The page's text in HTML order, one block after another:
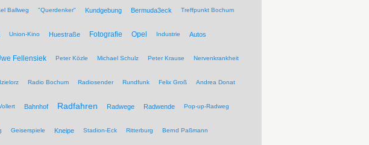
Ballweg "Querdenker" Kundgebung Bermuda3eck Treffpunkt Bochum
Union-Kino Huestraße Fotografie Opel Industrie Autos
Fellensiek Peter Közle Michael Schulz Peter Krause Nervenkrankheit
Radio Bochum Radiosender Rundfunk Felix Groß Andrea Donat
Bahnhof Radfahren Radwege Radwende Pop-up-Radweg
Geiserspiele Kneipe Stadion-Eck Ritterburg Bernd Paßmann